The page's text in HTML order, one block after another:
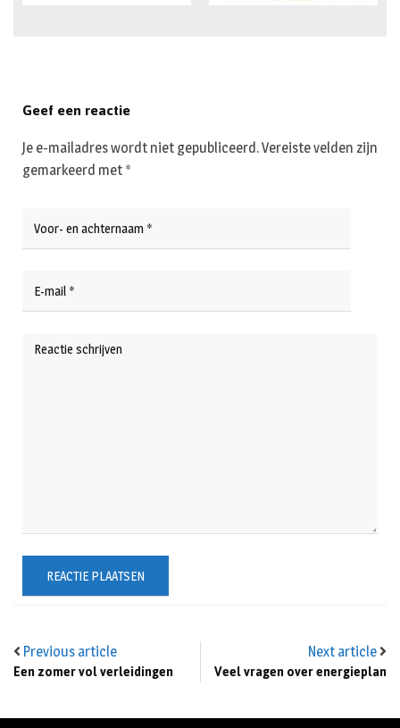
Previous article
Een zomer vol verleidingen
Next article
Veel vragen over energieplan
Geef een reactie
Je e-mailadres wordt niet gepubliceerd.Vereiste velden zijn
gemarkeerd met *